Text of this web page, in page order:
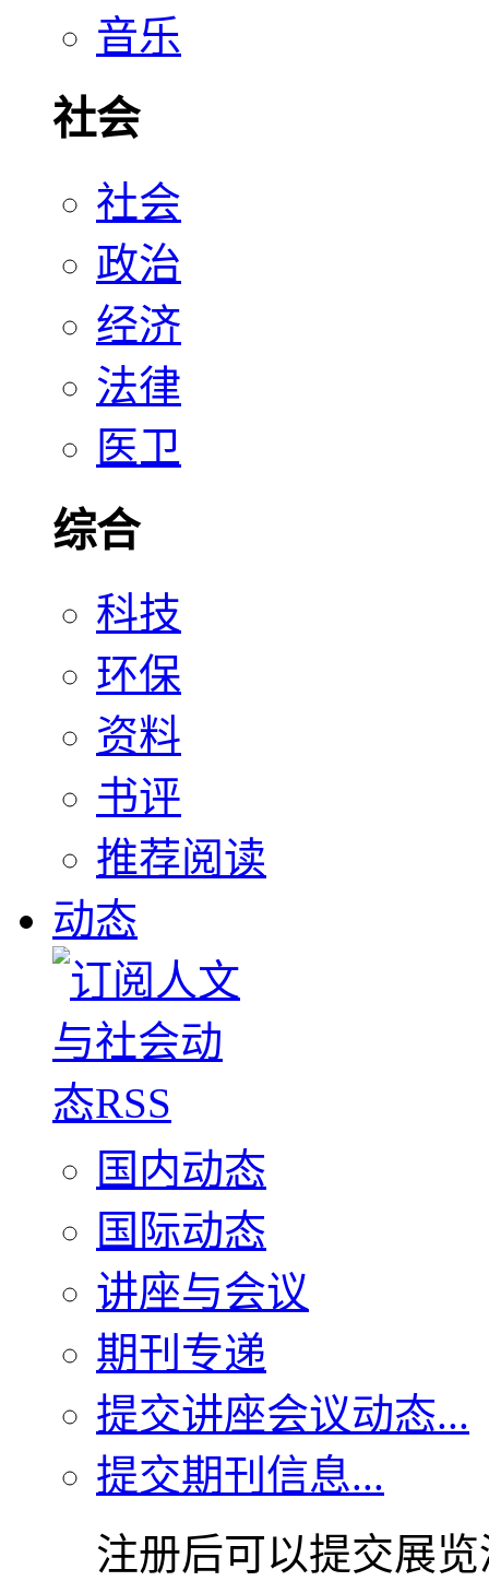
音乐
社会
社会
政治
经济
法律
医卫
综合
科技
环保
资料
书评
推荐阅读
动态
国内动态
国际动态
讲座与会议
期刊专递
提交讲座会议动态...
提交期刊信息...
注册后可以提交展